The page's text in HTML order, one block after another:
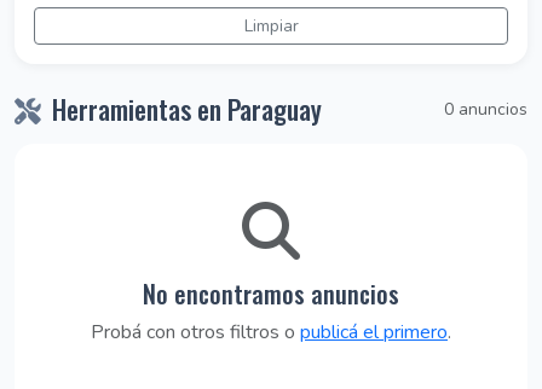
Limpiar
Herramientas en Paraguay 0 anuncios
No encontramos anuncios
Probá con otros filtros o publicá el primero.